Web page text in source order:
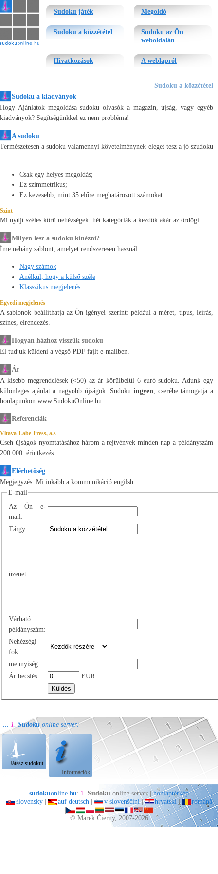
sudoku
1 Sudoku online server:
Játssz sudokut
Információk
Sudoku játék Megoldó
Sudoku a közzététel
Sudoku az Ön
weboldalán
Hivatkozások A weblapról
Sudoku a közzététel
Sudoku a kiadványok
Hogy Ajánlatok megoldása sudoku olvasók a magazin, újság, vagy egyéb
kiadványok? Segítségünkkel ez nem probléma!
A sudoku
Természetesen a sudoku valamennyi követelménynek eleget tesz a jó szudoku
:
Csak egy helyes megoldás;
Ez szimmetrikus;
Ez kevesebb, mint 35 előre meghatározott számokat.
Szint
Mi nyújt széles körű nehézségek: hét kategóriák a kezdők akár az ördögi.
Milyen lesz a sudoku kinézni?
Íme néhány sablont, amelyet rendszeresen használ:
Nagy számok
Anélkül, hogy a külső széle
Klasszikus megjelenés
Egyedi megjelenés
A sablonok beállíthatja az Ön igényei szerint: például a méret, típus, leírás,
színes, elrendezés.
Hogyan házhoz visszük sudoku
El tudjuk küldeni a végső PDF fájlt e-mailben.
Ár
A kisebb megrendelések (<50) az ár körülbelül 6 euró sudoku. Adunk egy
különleges ajánlat a nagyobb újságok: Sudoku ingyen , cserébe támogatja a
honlapunkon www.SudokuOnline.hu.
Referenciák
Vltava-Labe-Press, a.s
Cseh újságok nyomtatásához három a rejtvények minden nap a példányszám
200.000. érintkezés
Elérhetőség
Megjegyzés: Mi inkább a kommunikáció engilsh
E-mail
Az Ön e-
mail:
Tárgy:
üzenet:
Várható
példányszám:
Nehézségi
fok:
mennyiség:
Ár becslés:
EUR
sudokuonline.hu: 1 Sudoku online server |honlaptérkép
slovensky| auf deutsch | v slovenščini| hrvatski|
română
|
© Marek Čierny, 2007-2026